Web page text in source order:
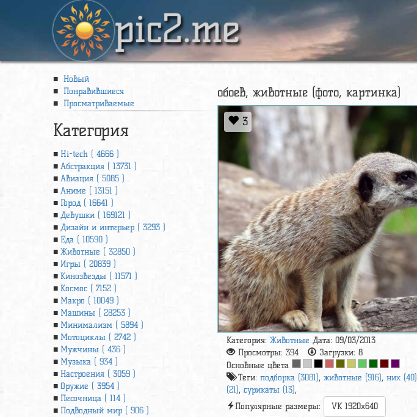
pic2.me
Новый
Понравившиеся
Просматриваемые
Категория
Hi-tech ( 4666 )
Абстракция ( 13731 )
Авиация ( 5085 )
Аниме ( 13151 )
Город ( 16641 )
Девушки ( 169121 )
Дизайн и интерьер ( 3293 )
Еда ( 10590 )
Животные ( 32850 )
Игры ( 20839 )
Кинозвезды ( 11571 )
Космос ( 7152 )
Макро ( 10049 )
Машины ( 28253 )
Минимализм ( 5894 )
Мотоциклы ( 2742 )
Мужчины ( 436 )
Музыка ( 934 )
Настроения ( 3059 )
Оружие ( 3954 )
Песочница ( 114 )
Подводный мир ( 906 )
обоев, животные (фото, картинка)
3
Категория:Животные Дата: 09/03/2013
Просмотры:394 Загрузки:8
Основные цвета
Теги:подборка (3081),животные (916),них (40)
(21),сурикаты (13),
Популярные размеры:
VK 1920x640